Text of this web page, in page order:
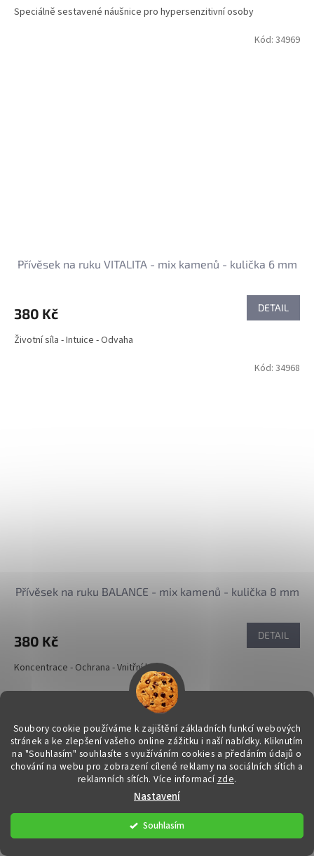
Soubory cookie používáme k zajištění základních funkcí webových
stránek a ke zlepšení vašeho online zážitku i naší nabídky. Kliknutím
na "Souhlasím" souhlasíte s využíváním cookies a předáním údajů o
chování na webu pro zobrazení cílené reklamy na sociálních sítích a
reklamních sítích. Více informací zde.
Nastavení
Souhlasím
Speciálně sestavené náušnice pro hypersenzitivní osoby
Přívěsek na ruku VITALITA - mix kamenů - kulička 6 mm
380 Kč DETAIL
Životní síla - Intuice - Odvaha
Kód: 34969
Přívěsek na ruku BALANCE - mix kamenů - kulička 8 mm
380 Kč DETAIL
Koncentrace - Ochrana - Vnitřní klid
Kód: 34968